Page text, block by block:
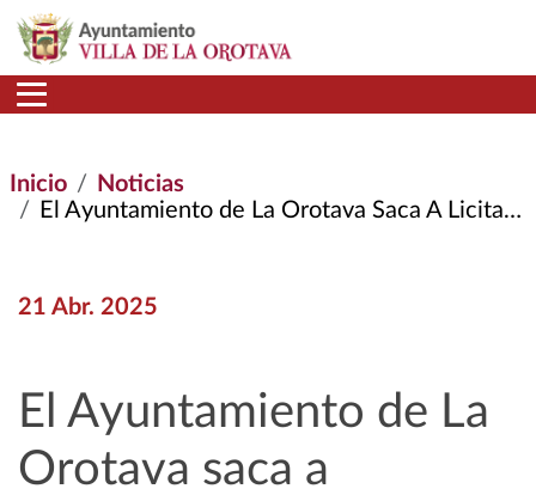
Pasar al contenido principal
Inicio
Noticias
El Ayuntamiento de La Orotava Saca A Licitación La Construcción de un Quiosco Bar En El Parque Poeta Miguel Hernández
21 Abr. 2025
El Ayuntamiento de La
Orotava saca a